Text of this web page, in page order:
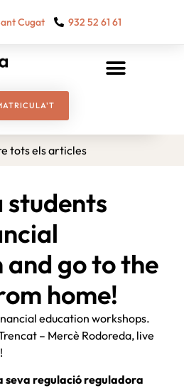
Cugat 932 52 61 61
tots els articles
students
and go to the
home!
education workshops.
– Mercè Rodoreda, live
seva regulació reguladora